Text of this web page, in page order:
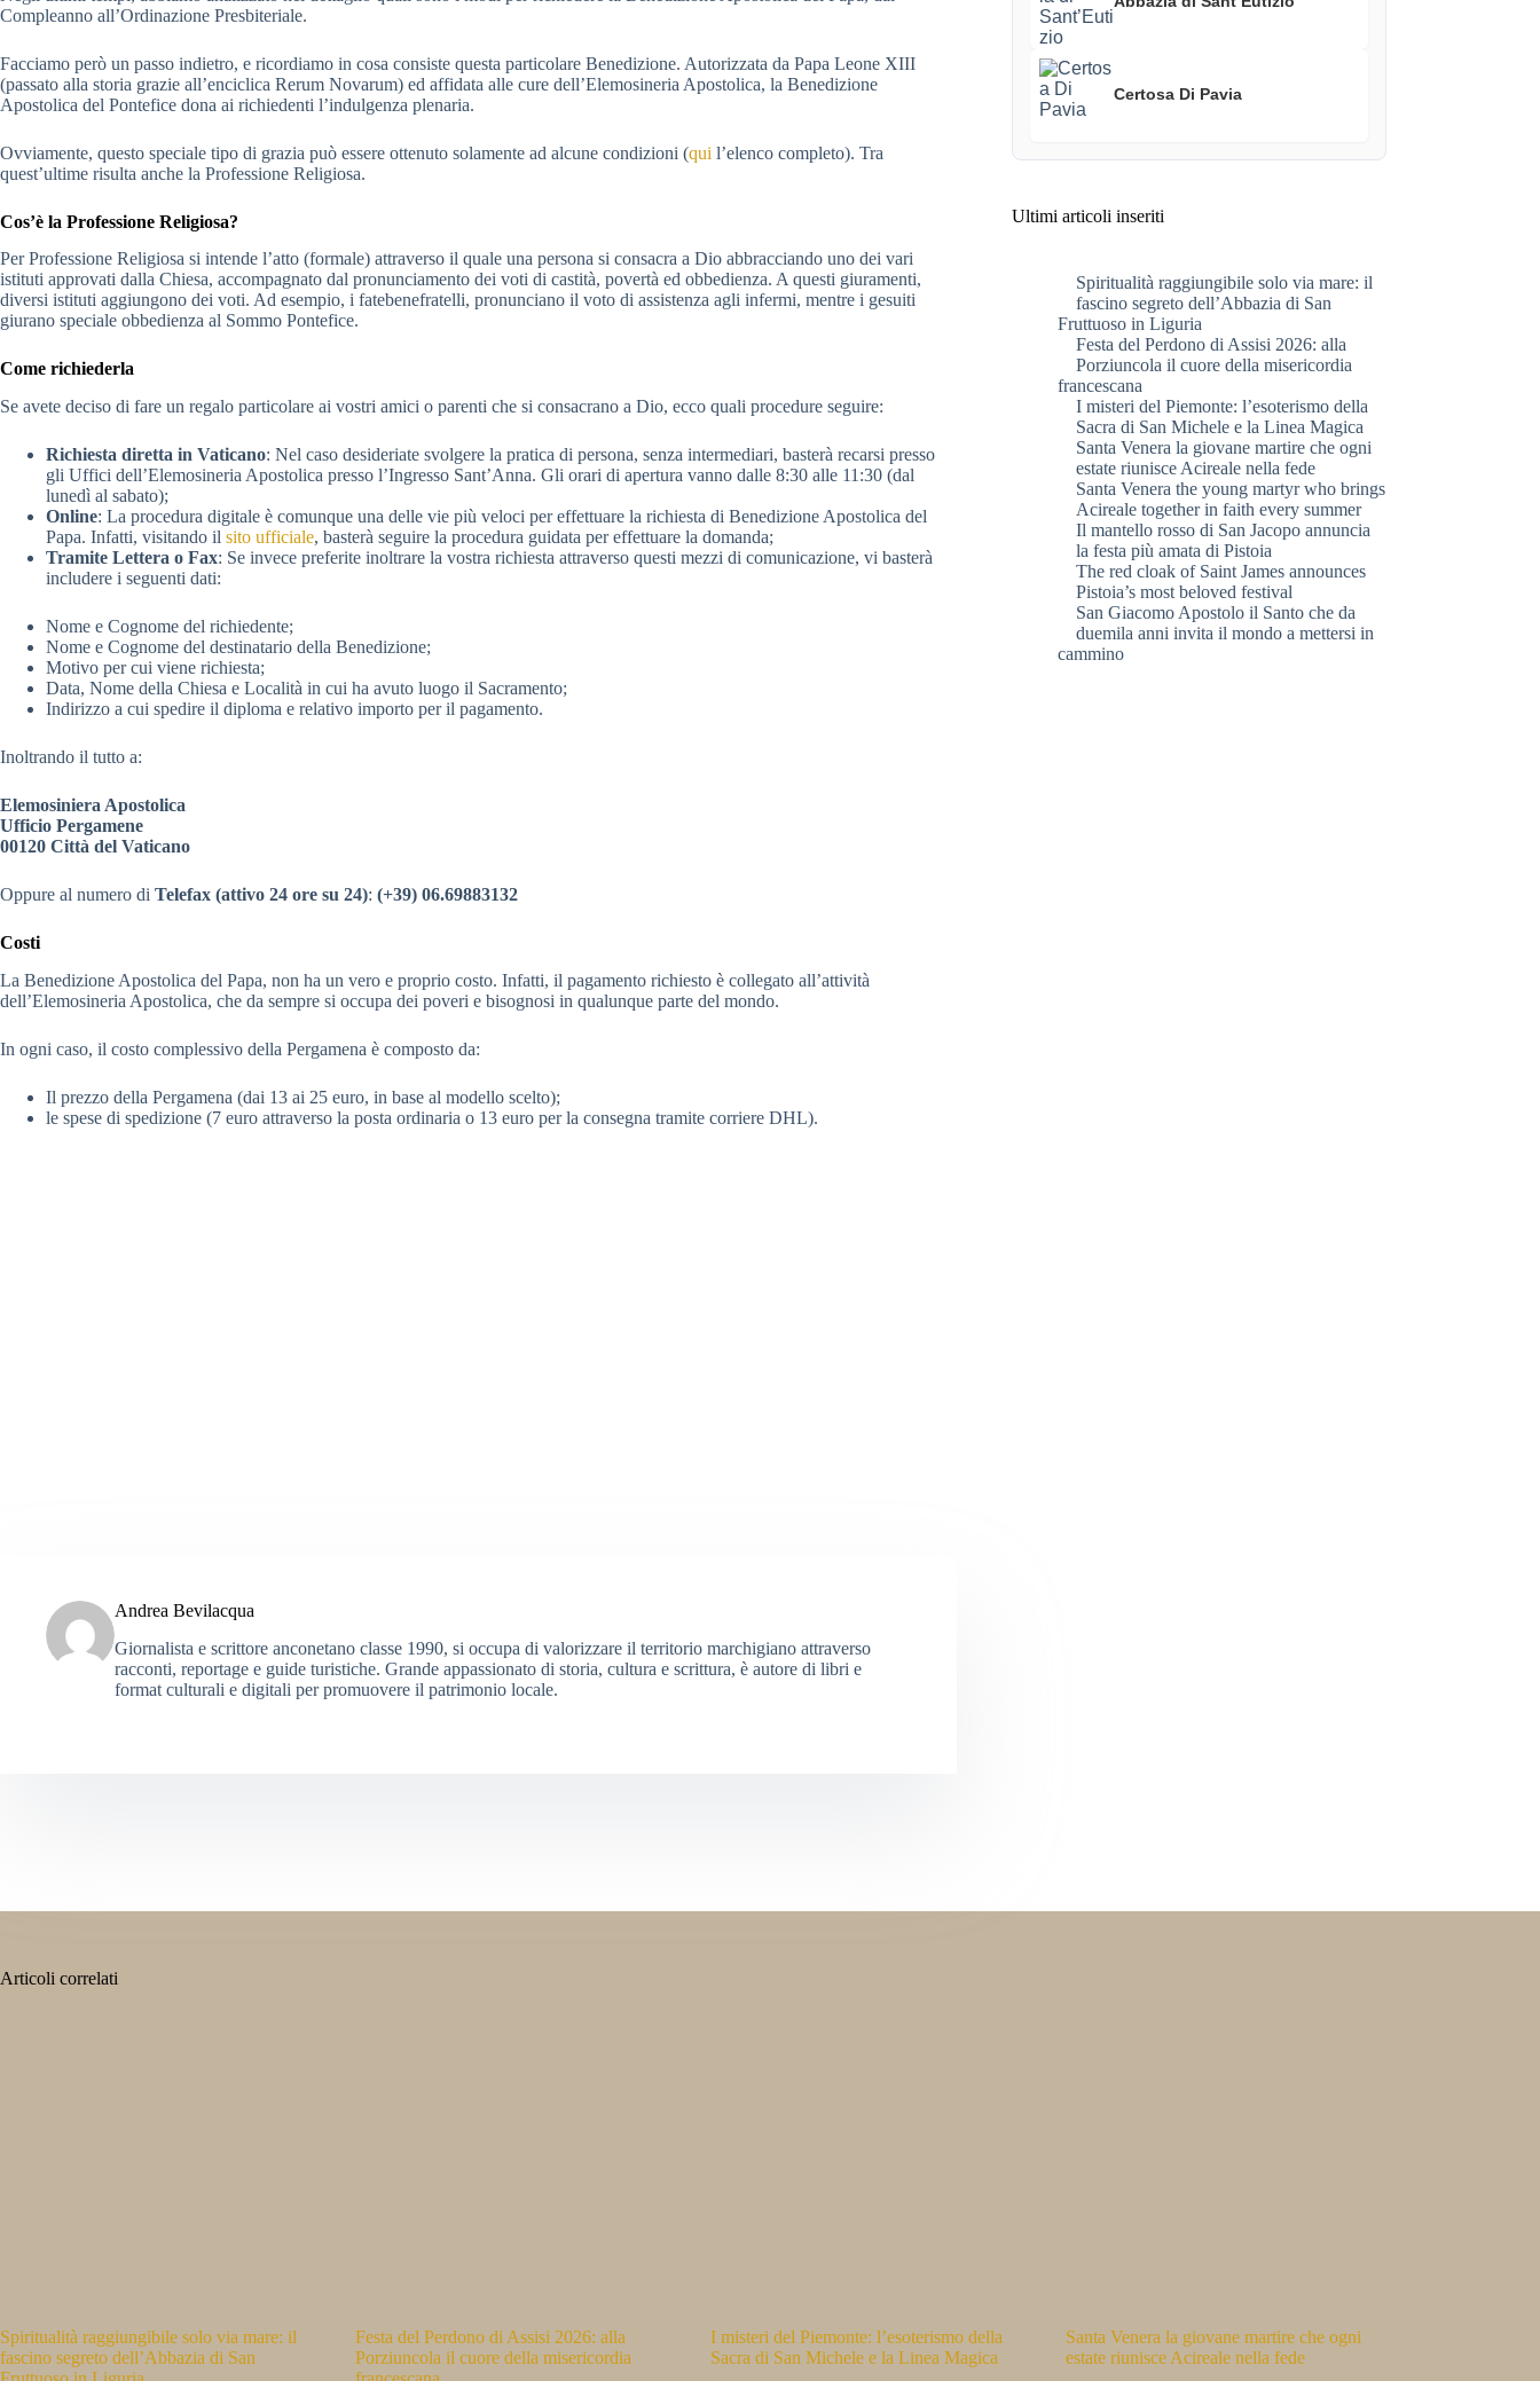
Compleanno all’Ordinazione Presbiteriale.
Facciamo però un passo indietro, e ricordiamo in cosa consiste questa particolare Benedizione. Autorizzata da Papa Leone XIII
(passato alla storia grazie all’enciclica Rerum Novarum) ed affidata alle cure dell’Elemosineria Apostolica, la Benedizione
Apostolica del Pontefice dona ai richiedenti l’indulgenza plenaria.
Ovviamente, questo speciale tipo di grazia può essere ottenuto solamente ad alcune condizioni (qui l’elenco completo). Tra
quest’ultime risulta anche la Professione Religiosa.
Cos’è la Professione Religiosa?
Per Professione Religiosa si intende l’atto (formale) attraverso il quale una persona si consacra a Dio abbracciando uno dei vari
istituti approvati dalla Chiesa, accompagnato dal pronunciamento dei voti di castità, povertà ed obbedienza. A questi giuramenti,
diversi istituti aggiungono dei voti. Ad esempio, i fatebenefratelli, pronunciano il voto di assistenza agli infermi, mentre i gesuiti
giurano speciale obbedienza al Sommo Pontefice.
Come richiederla
Se avete deciso di fare un regalo particolare ai vostri amici o parenti che si consacrano a Dio, ecco quali procedure seguire:
Richiesta diretta in Vaticano: Nel caso desideriate svolgere la pratica di persona, senza intermediari, basterà recarsi presso
gli Uffici dell’Elemosineria Apostolica presso l’Ingresso Sant’Anna. Gli orari di apertura vanno dalle 8:30 alle 11:30 (dal
lunedì al sabato);
Online: La procedura digitale è comunque una delle vie più veloci per effettuare la richiesta di Benedizione Apostolica del
Papa. Infatti, visitando il sito ufficiale, basterà seguire la procedura guidata per effettuare la domanda;
Tramite Lettera o Fax: Se invece preferite inoltrare la vostra richiesta attraverso questi mezzi di comunicazione, vi basterà
includere i seguenti dati:
Nome e Cognome del richiedente;
Nome e Cognome del destinatario della Benedizione;
Motivo per cui viene richiesta;
Data, Nome della Chiesa e Località in cui ha avuto luogo il Sacramento;
Indirizzo a cui spedire il diploma e relativo importo per il pagamento.
Inoltrando il tutto a:
Elemosiniera Apostolica
Ufficio Pergamene
00120 Città del Vaticano
Oppure al numero di Telefax (attivo 24 ore su 24): (+39) 06.69883132
Costi
La Benedizione Apostolica del Papa, non ha un vero e proprio costo. Infatti, il pagamento richiesto è collegato all’attività
dell’Elemosineria Apostolica, che da sempre si occupa dei poveri e bisognosi in qualunque parte del mondo.
In ogni caso, il costo complessivo della Pergamena è composto da:
Il prezzo della Pergamena (dai 13 ai 25 euro, in base al modello scelto);
le spese di spedizione (7 euro attraverso la posta ordinaria o 13 euro per la consegna tramite corriere DHL).
Andrea Bevilacqua
Giornalista e scrittore anconetano classe 1990, si occupa di valorizzare il territorio marchigiano attraverso
racconti, reportage e guide turistiche. Grande appassionato di storia, cultura e scrittura, è autore di libri e
format culturali e digitali per promuovere il patrimonio locale.
Certosa Di Pavia
Ultimi articoli inseriti
Spiritualità raggiungibile solo via mare: il
fascino segreto dell’Abbazia di San
Fruttuoso in Liguria
Festa del Perdono di Assisi 2026: alla
Porziuncola il cuore della misericordia
francescana
I misteri del Piemonte: l’esoterismo della
Sacra di San Michele e la Linea Magica
Santa Venera la giovane martire che ogni
estate riunisce Acireale nella fede
Santa Venera the young martyr who brings
Acireale together in faith every summer
Il mantello rosso di San Jacopo annuncia
la festa più amata di Pistoia
The red cloak of Saint James announces
Pistoia’s most beloved festival
San Giacomo Apostolo il Santo che da
duemila anni invita il mondo a mettersi in
cammino
Articoli correlati
Spiritualità raggiungibile solo via mare: il
fascino segreto dell’Abbazia di San
Festa del Perdono di Assisi 2026: alla
Porziuncola il cuore della misericordia
I misteri del Piemonte: l’esoterismo della
Sacra di San Michele e la Linea Magica
Santa Venera la giovane martire che ogni
estate riunisce Acireale nella fede